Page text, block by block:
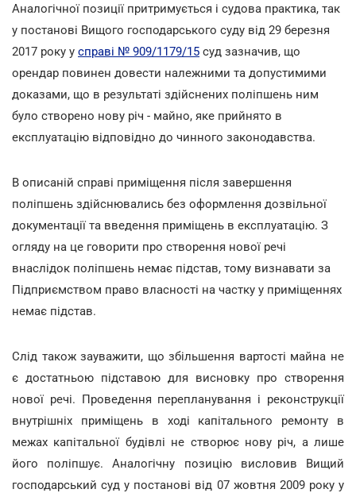
Аналогічної позиції притримується і судова практика, так
у постанові Вищого господарського суду від 29 березня
2017 року у справі № 909/1179/15 суд зазначив, що
орендар повинен довести належними та допустимими
доказами, що в результаті здійснених поліпшень ним
було створено нову річ - майно, яке прийнято в
експлуатацію відповідно до чинного законодавства.
В описаній справі приміщення після завершення
поліпшень здійснювались без оформлення дозвільної
документації та введення приміщень в експлуатацію. З
огляду на це говорити про створення нової речі
внаслідок поліпшень немає підстав, тому визнавати за
Підприємством право власності на частку у приміщеннях
немає підстав.
Слід також зауважити, що збільшення вартості майна не
є достатньою підставою для висновку про створення
нової речі. Проведення перепланування і реконструкції
внутрішніх приміщень в ході капітального ремонту в
межах капітальної будівлі не створює нову річ, а лише
його поліпшує. Аналогічну позицію висловив Вищий
господарський суд у постанові від 07 жовтня 2009 року у